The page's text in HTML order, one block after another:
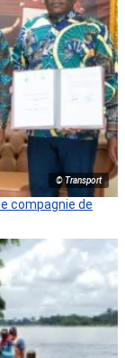
© Transport
compagnie de